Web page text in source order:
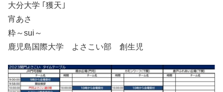
大分大学 ｢獲天｣
宵あさ
粋～sui～
鹿児島国際大学 よさこい部 創生児